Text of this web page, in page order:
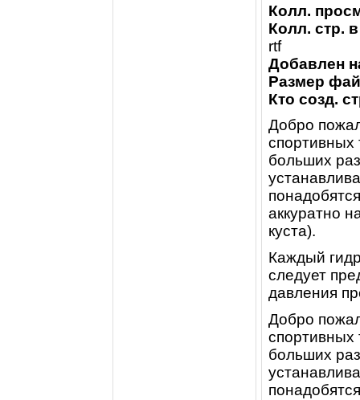
Колл.
Колл. стр.
rtf
Добавлен
Размер
Кто созд.
Добро
спортивных
больших
аккуратно
куста).
Каждый
следует
давления
Добро
спортивных
больших